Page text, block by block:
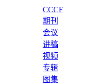
CCCF
期刊
会议
讲稿
视频
专辑
图集